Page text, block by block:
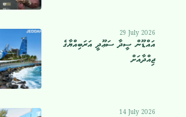
29 July 2026
އައްޑޫން ސީދާ ސަޢޫދީ އަރަބިއްޔާގެ
ޖިއްދާއަށް
14 July 2026